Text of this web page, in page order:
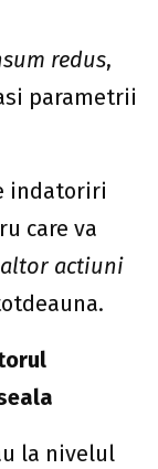
redus,
parametrii
indatoriri
care va
actiuni
la nivelul